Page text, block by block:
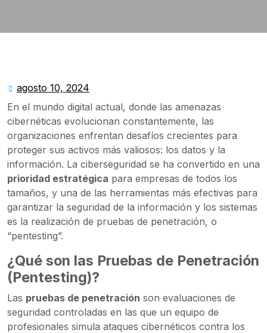
agosto 10, 2024
10,
2024
En el mundo digital actual, donde las amenazas
cibernéticas evolucionan constantemente, las
organizaciones enfrentan desafíos crecientes para
proteger sus activos más valiosos: los datos y la
información. La ciberseguridad se ha convertido en una
prioridad estratégica para empresas de todos los
tamaños, y una de las herramientas más efectivas para
garantizar la seguridad de la información y los sistemas
es la realización de pruebas de penetración, o
“pentesting”.
¿Qué son las Pruebas de Penetración
(Pentesting)?
Las pruebas de penetración son evaluaciones de
seguridad controladas en las que un equipo de
profesionales simula ataques cibernéticos contra los